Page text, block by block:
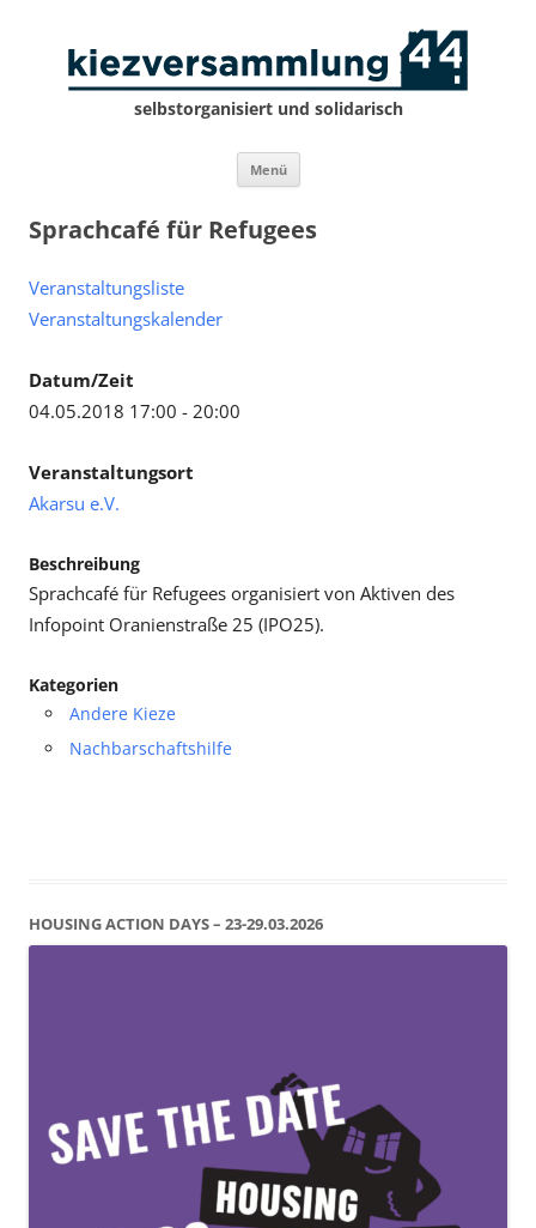
selbstorganisiert und solidarisch
Menü Zum
springen
Sprachcafé für Refugees
Veranstaltungsliste
Veranstaltungskalender
Datum/Zeit
04.05.2018 17:00 - 20:00
Veranstaltungsort
Akarsu e.V.
Beschreibung
Sprachcafé für Refugees organisiert von Aktiven des
Infopoint Oranienstraße 25 (IPO25).
Kategorien
Andere Kieze
Nachbarschaftshilfe
HOUSING ACTION DAYS – 23-29.03.2026